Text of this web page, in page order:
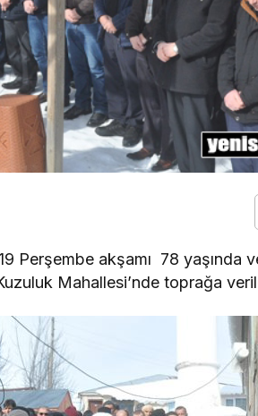
Perşembe akşamı 78 yaşında
Mahallesi’nde toprağa